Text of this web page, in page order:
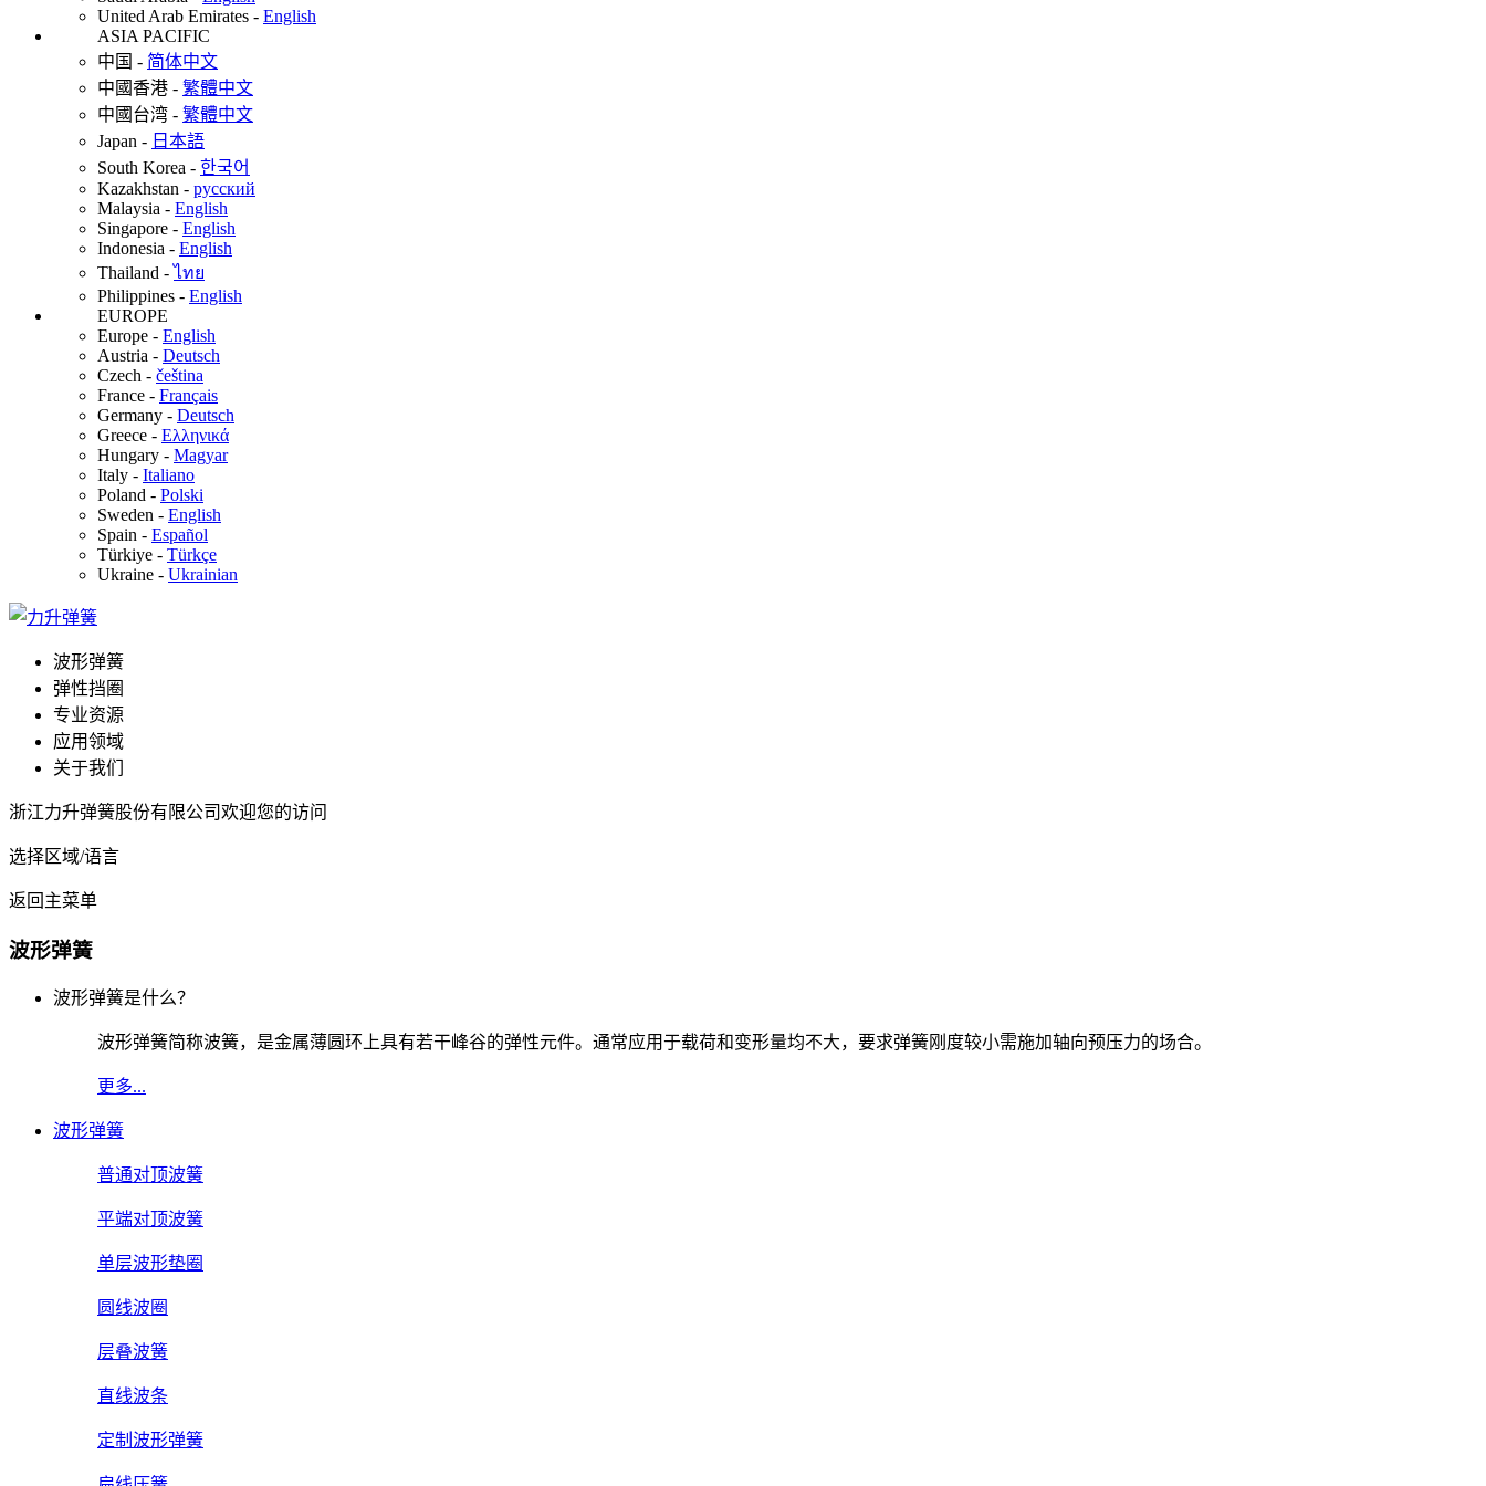
United Arab Emirates - English
ASIA PACIFIC
中国 - 简体中文
中國香港 - 繁體中文
中國台湾 - 繁體中文
Japan - 日本語
South Korea - 한국어
Kazakhstan - русский
Malaysia - English
Singapore - English
Indonesia - English
Thailand -ไทย
Philippines - English
EUROPE
Europe - English
Austria - Deutsch
Czech - čeština
France - Français
Germany - Deutsch
Greece - Ελληνικά
Hungary - Magyar
Italy - Italiano
Poland - Polski
Sweden - English
Spain - Español
Türkiye - Türkçe
Ukraine - Ukrainian
波形弹簧
弹性挡圈
专业资源
应用领域
关于我们
浙江力升弹簧股份有限公司欢迎您的访问
选择区域/语言
返回主菜单
波形弹簧
波形弹簧是什么？
波形弹簧简称波簧，是金属薄圆环上具有若干峰谷的弹性元件。通常应用于载荷和变形量均不大，要求弹簧刚度较小需施加轴向预压力的场合。
更多...
波形弹簧
普通对顶波簧
平端对顶波簧
单层波形垫圈
圆线波圈
层叠波簧
直线波条
定制波形弹簧